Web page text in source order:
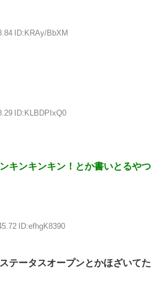
ID:KRAy/BbXM
ID:KLBDPIxQ0
キンキンキン！とか書いとるやつ
ID:efhgK8390
テータスオープンとかほざいてた